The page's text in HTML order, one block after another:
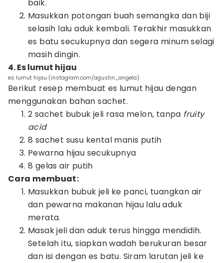
baik.
Masukkan potongan buah semangka dan biji
selasih lalu aduk kembali. Terakhir masukkan
es batu secukupnya dan segera minum selagi
masih dingin.
4. Es lumut hijau
es lumut hijau (instagram.com/agustin_angela)
Berikut resep membuat es lumut hijau dengan
menggunakan bahan sachet.
2 sachet bubuk jeli rasa melon, tanpa fruity
acid
8 sachet susu kental manis putih
Pewarna hijau secukupnya
8 gelas air putih
Cara membuat:
Masukkan bubuk jeli ke panci, tuangkan air
dan pewarna makanan hijau lalu aduk
merata.
Masak jeli dan aduk terus hingga mendidih.
Setelah itu, siapkan wadah berukuran besar
dan isi dengan es batu. Siram larutan jeli ke